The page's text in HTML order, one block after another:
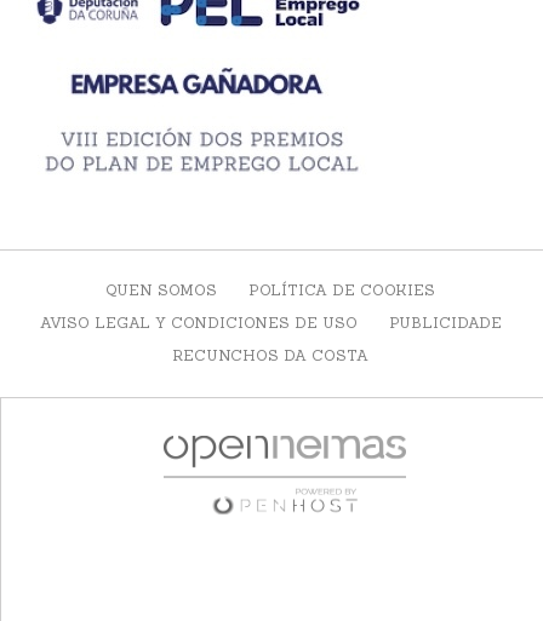
QUEN SOMOS
POLÍTICA DE COOKIES
AVISO LEGAL Y CONDICIONES DE USO
PUBLICIDADE
RECUNCHOS DA COSTA